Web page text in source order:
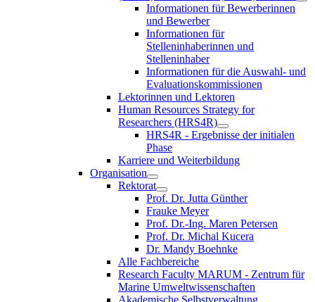
Informationen für Bewerberinnen
und Bewerber
Informationen für
Stelleninhaberinnen und
Stelleninhaber
Informationen für die Auswahl- und
Evaluationskommissionen
Lektorinnen und Lektoren
Human Resources Strategy for
Researchers (HRS4R)
HRS4R - Ergebnisse der initialen
Phase
Karriere und Weiterbildung
Organisation
Rektorat
Prof. Dr. Jutta Günther
Frauke Meyer
Prof. Dr.-Ing. Maren Petersen
Prof. Dr. Michal Kucera
Dr. Mandy Boehnke
Alle Fachbereiche
Research Faculty MARUM - Zentrum für
Marine Umweltwissenschaften
Akademische Selbstverwaltung